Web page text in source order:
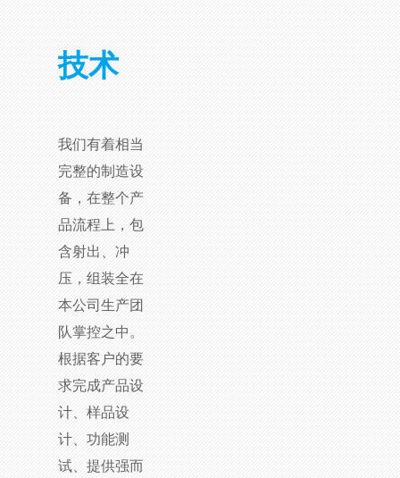
技术
我们有着相当
完整的制造设
备，在整个产
品流程上，包
含射出、冲
压，组装全在
本公司生产团
队掌控之中。
根据客户的要
求完成产品设
计、样品设
计、功能测
试、提供强而